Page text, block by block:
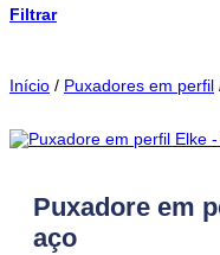
Filtrar
Início / Puxadores em perfil
Puxadore em
aço